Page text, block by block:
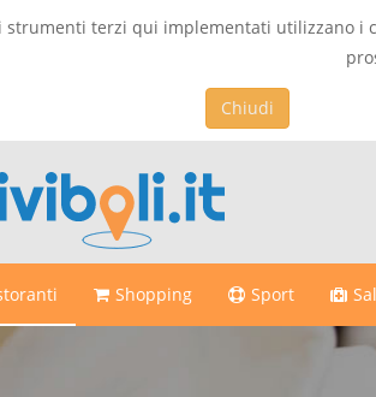
strumenti terzi qui implementati utilizzano i
Chiudi
Shopping Sport